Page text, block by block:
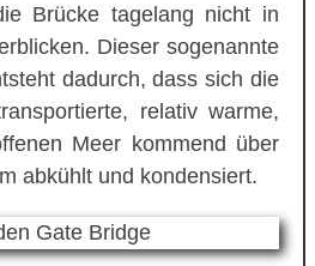
Brücke tagelang nicht in
Dieser sogenannte
dadurch, dass sich die
relativ warme,
Meer kommend über
abkühlt und kondensiert.